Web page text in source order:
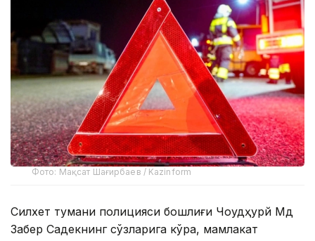
Фото: Мақсат Шағирбаев / Kazinform
Силхет тумани полицияси бошлиғи Чоудҳурй Мд
Забер Садекнинг сўзларига кўра, мамлакат